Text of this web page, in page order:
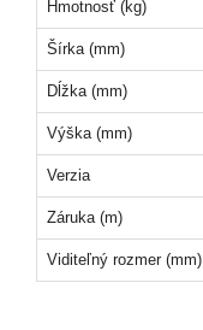
Hmotnosť (kg)
Šírka (mm)
Dĺžka (mm)
Výška (mm)
Verzia
Záruka (m)
Viditeľný rozmer (mm)